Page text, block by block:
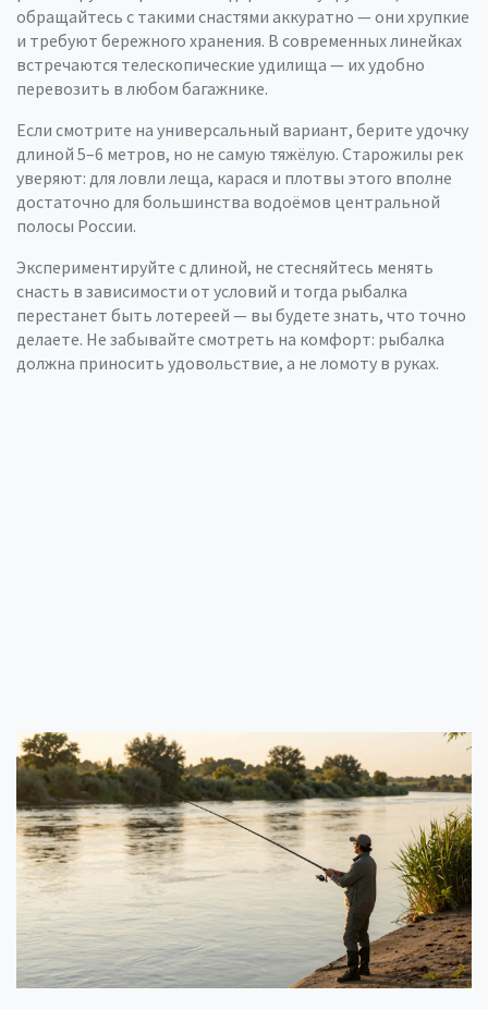
обращайтесь с такими снастями аккуратно — они хрупкие
и требуют бережного хранения. В современных линейках
встречаются телескопические удилища — их удобно
перевозить в любом багажнике.
Если смотрите на универсальный вариант, берите удочку
длиной 5–6 метров, но не самую тяжёлую. Старожилы рек
уверяют: для ловли леща, карася и плотвы этого вполне
достаточно для большинства водоёмов центральной
полосы России.
Экспериментируйте с длиной, не стесняйтесь менять
снасть в зависимости от условий и тогда рыбалка
перестанет быть лотереей — вы будете знать, что точно
делаете. Не забывайте смотреть на комфорт: рыбалка
должна приносить удовольствие, а не ломоту в руках.